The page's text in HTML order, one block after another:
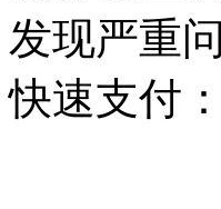
发现严重
快速支付